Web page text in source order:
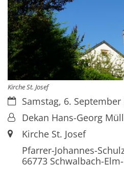
Kirche St. Josef
Datum:Samstag, 6. September
Von:Dekan Hans-Georg
Ort:Kirche St. Josef
Pfarrer-Johannes-
66773Schwalbach-